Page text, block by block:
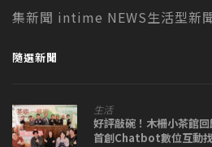
集新聞 intime NEWS生活型新
隨選新聞
生活
好評敲碗！木柵小茶館
首創Chatbot數位互動找